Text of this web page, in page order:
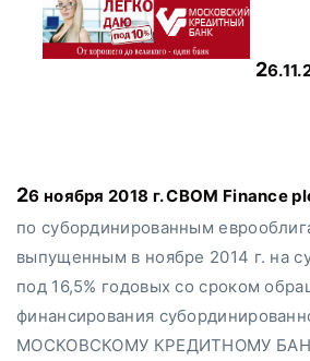
26 ноября 2018 г. CBOM Finance plc выплатил купон
по субординированным
выпущенным в ноябре 2014 г. на
под 16,5% годовых со сроком
финансирования
МОСКОВСКОМУ КРЕДИТНОМУ